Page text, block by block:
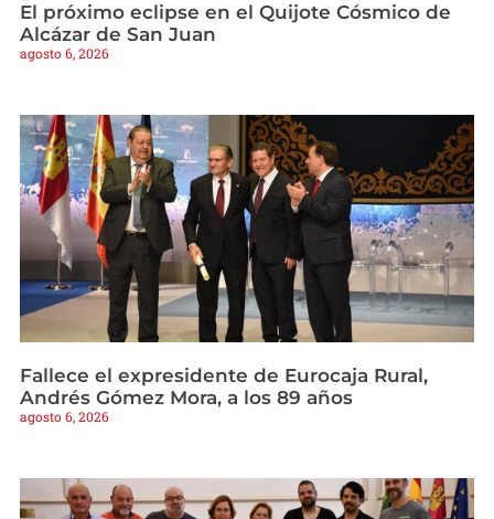
El próximo eclipse en el Quijote Cósmico de
Alcázar de San Juan
agosto 6, 2026
Fallece el expresidente de Eurocaja Rural,
Andrés Gómez Mora, a los 89 años
agosto 6, 2026